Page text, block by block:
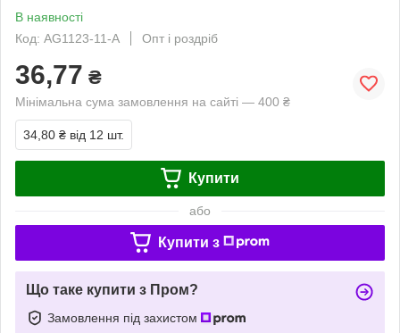
В наявності
Код: AG1123-11-A
Опт і роздріб
36,77 ₴
Мінімальна сума замовлення на сайті — 400 ₴
34,80 ₴ від 12 шт.
Купити
або
Купити з
Що таке купити з Пром?
Замовлення під захистом